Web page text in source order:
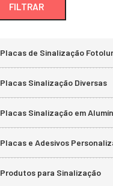
FILTRAR
Placas de Sinalização
Placas Sinalização Diversas
Placas Sinalização em
Placas e Adesivos
Produtos para Sinalização